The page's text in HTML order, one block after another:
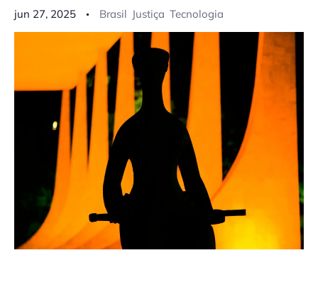
jun 27, 2025 Brasil Justiça Tecnologia